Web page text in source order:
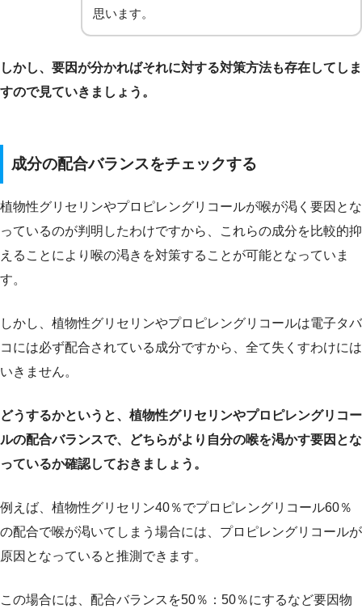
思います。
しかし、要因が分かればそれに対する対策方法も存在してしま
すので見ていきましょう。
成分の配合バランスをチェックする
植物性グリセリンやプロピレングリコールが喉が渇く要因とな
っているのが判明したわけですから、これらの成分を比較的抑
えることにより喉の渇きを対策することが可能となっていま
す。
しかし、植物性グリセリンやプロピレングリコールは電子タバ
コには必ず配合されている成分ですから、全て失くすわけには
いきません。
どうするかというと、植物性グリセリンやプロピレングリコー
ルの配合バランスで、どちらがより自分の喉を渇かす要因とな
っているか確認しておきましょう。
例えば、植物性グリセリン40％でプロピレングリコール60％
の配合で喉が渇いてしまう場合には、プロピレングリコールが
原因となっていると推測できます。
この場合には、配合バランスを50％：50％にするなど要因物